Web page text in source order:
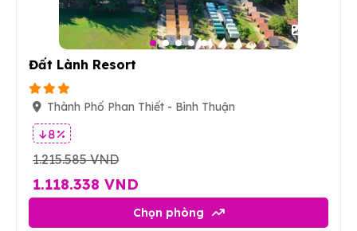
Đất Lành Resort
Thành Phố Phan Thiết - Bình Thuận
8 %
1.215.585 VND
1.118.338 VND
Chọn phòng